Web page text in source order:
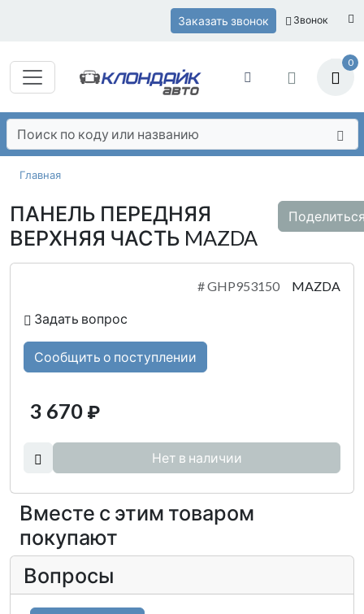
Заказать звонок Звонок
0
Главная
ПАНЕЛЬ ПЕРЕДНЯЯ
ВЕРХНЯЯ ЧАСТЬ MAZDA
#GHP953150 MAZDA
Задать вопрос
Сообщить о поступлении
3 670 ₽
Нет в наличии
Вместе с этим товаром
покупают
Вопросы